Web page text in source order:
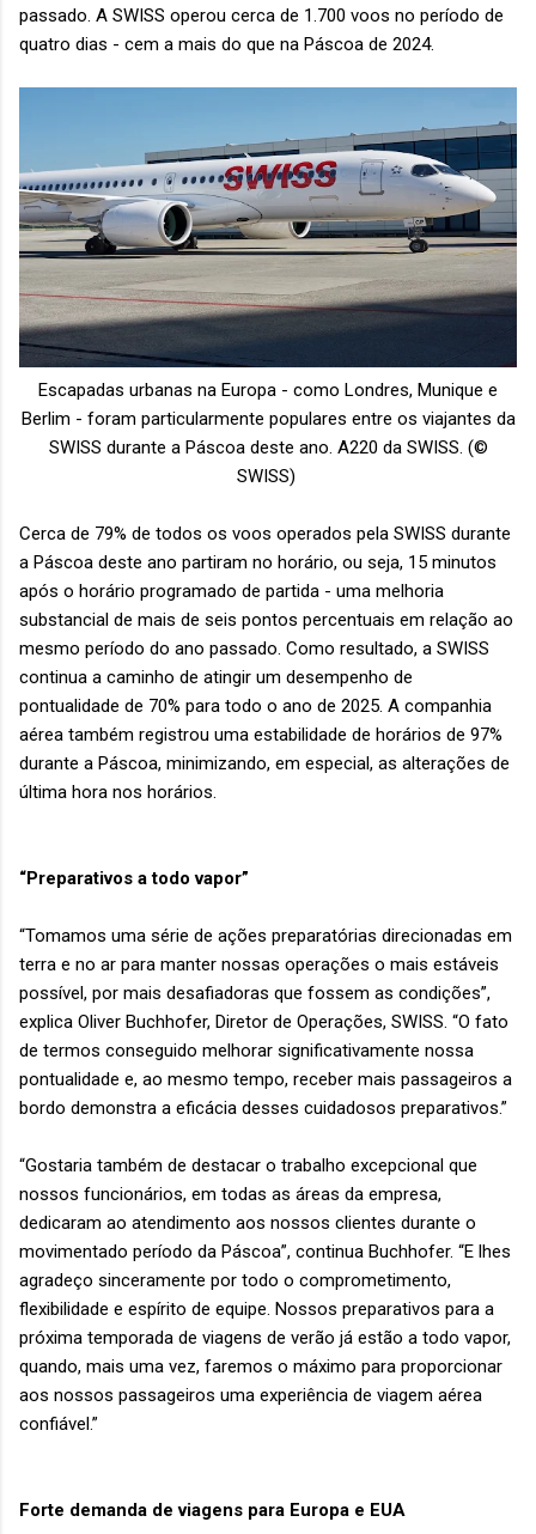
passado. A SWISS operou cerca de 1.700 voos no período de
quatro dias - cem a mais do que na Páscoa de 2024.
Escapadas urbanas na Europa - como Londres, Munique e
Berlim - foram particularmente populares entre os viajantes da
SWISS durante a Páscoa deste ano. A220 da SWISS. (©
SWISS)
Cerca de 79% de todos os voos operados pela SWISS durante
a Páscoa deste ano partiram no horário, ou seja, 15 minutos
após o horário programado de partida - uma melhoria
substancial de mais de seis pontos percentuais em relação ao
mesmo período do ano passado. Como resultado, a SWISS
continua a caminho de atingir um desempenho de
pontualidade de 70% para todo o ano de 2025. A companhia
aérea também registrou uma estabilidade de horários de 97%
durante a Páscoa, minimizando, em especial, as alterações de
última hora nos horários.
“Preparativos a todo vapor”
“Tomamos uma série de ações preparatórias direcionadas em
terra e no ar para manter nossas operações o mais estáveis ​​
possível, por mais desafiadoras que fossem as condições”,
explica Oliver Buchhofer, Diretor de Operações, SWISS. “O fato
de termos conseguido melhorar significativamente nossa
pontualidade e, ao mesmo tempo, receber mais passageiros a
bordo demonstra a eficácia desses cuidadosos preparativos.”
“Gostaria também de destacar o trabalho excepcional que
nossos funcionários, em todas as áreas da empresa,
dedicaram ao atendimento aos nossos clientes durante o
movimentado período da Páscoa”, continua Buchhofer. “E lhes
agradeço sinceramente por todo o comprometimento,
flexibilidade e espírito de equipe. Nossos preparativos para a
próxima temporada de viagens de verão já estão a todo vapor,
quando, mais uma vez, faremos o máximo para proporcionar
aos nossos passageiros uma experiência de viagem aérea
confiável.”
Forte demanda de viagens para Europa e EUA